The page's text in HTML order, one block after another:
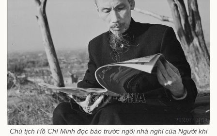
Chủ tịch Hồ Chí Minh đọc báo trước ngôi nhà nghỉ của Người khi